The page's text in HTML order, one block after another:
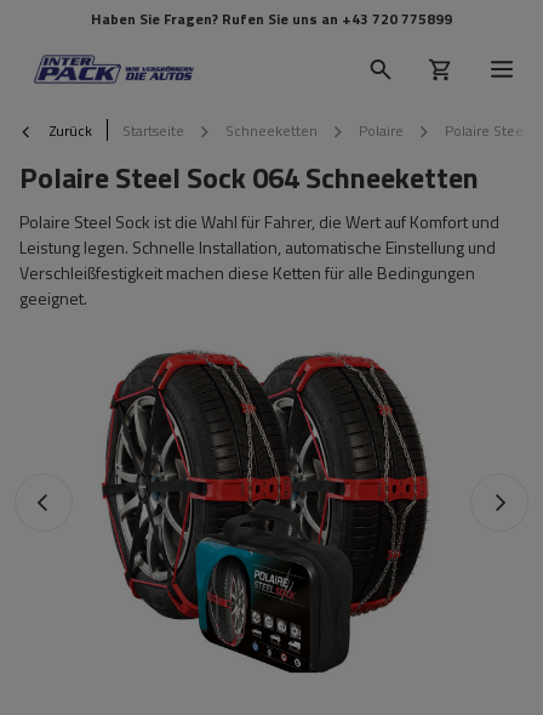
Haben Sie Fragen? Rufen Sie uns an +43 720 775899
Zurück Startseite Schneeketten Polaire Polaire Steel
Polaire Steel Sock 064 Schneeketten
Polaire Steel Sock ist die Wahl für Fahrer, die Wert auf Komfort und
Leistung legen. Schnelle Installation, automatische Einstellung und
Verschleißfestigkeit machen diese Ketten für alle Bedingungen
geeignet.